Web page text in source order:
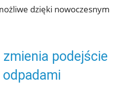
dzięki nowoczesnym
podejście